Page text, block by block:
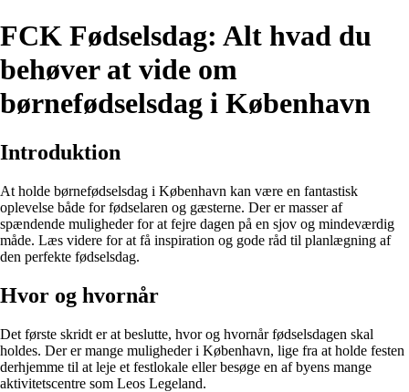
FCK Fødselsdag: Alt hvad du
behøver at vide om
børnefødselsdag i København
Introduktion
At holde børnefødselsdag i København kan være en fantastisk
oplevelse både for fødselaren og gæsterne. Der er masser af
spændende muligheder for at fejre dagen på en sjov og mindeværdig
måde. Læs videre for at få inspiration og gode råd til planlægning af
den perfekte fødselsdag.
Hvor og hvornår
Det første skridt er at beslutte, hvor og hvornår fødselsdagen skal
holdes. Der er mange muligheder i København, lige fra at holde festen
derhjemme til at leje et festlokale eller besøge en af byens mange
aktivitetscentre som Leos Legeland.